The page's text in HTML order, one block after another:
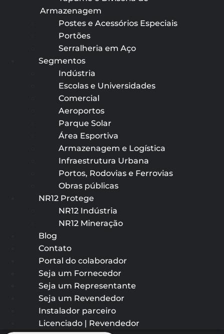
Armazenagem
Postes e Acessórios Especiais
Portões
Serralheria em Aço
Segmentos
Indústria
Escolas e Universidades
Comercial
Aeroportos
Parque Solar
Área Esportiva
Armazenagem e Logística
Infraestrutura Urbana
Portos, Rodovias e Ferrovias
Obras públicas
NR12 Protege
NR12 Indústria
NR12 Mineração
Blog
Contato
Portal do colaborador
Seja um Fornecedor
Seja um Representante
Seja um Revendedor
Instalador parceiro
Licenciado | Revendedor